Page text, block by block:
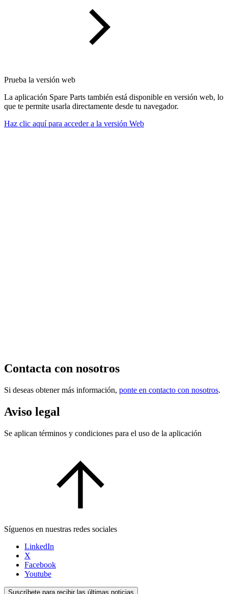
Prueba la versión web
La aplicación Spare Parts también está disponible en versión web, lo
que te permite usarla directamente desde tu navegador.
Haz clic aquí para acceder a la versión Web
Contacta con nosotros
Si deseas obtener más información, ponte en contacto con nosotros.
Aviso legal
Se aplican términos y condiciones para el uso de la aplicación
Síguenos en nuestras redes sociales
LinkedIn
X
Facebook
Youtube
Suscríbete para recibir las últimas noticias